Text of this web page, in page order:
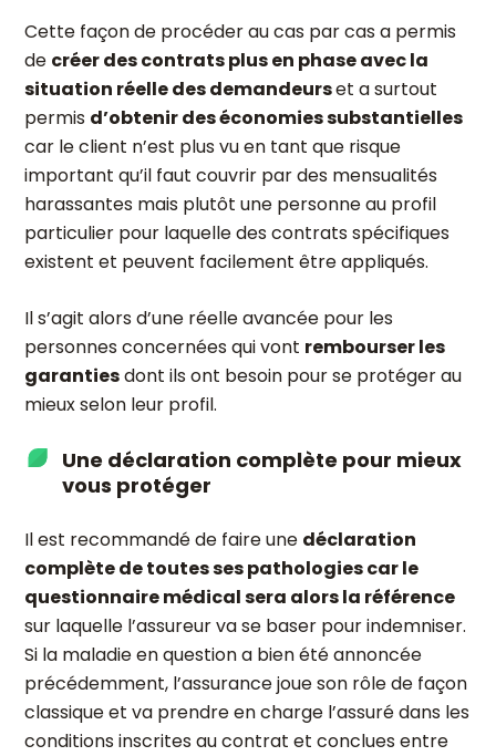
Cette façon de procéder au cas par cas a permis
de créer des contrats plus en phase avec la
situation réelle des demandeurset a surtout
permis d’obtenir des économies substantielles
car le client n’est plus vu en tant que risque
important qu’il faut couvrir par des mensualités
harassantes mais plutôt une personne au profil
particulier pour laquelle des contrats spécifiques
existent et peuvent facilement être appliqués.
Il s’agit alors d’une réelle avancée pour les
personnes concernées qui vont rembourser les
garantiesdont ils ont besoin pour se protéger au
mieux selon leur profil.
Une déclaration complète pour mieux
vous protéger
Il est recommandé de faire une déclaration
complète de toutes ses pathologies car le
questionnaire médical sera alors la référence
sur laquelle l’assureur va se baser pour indemniser.
Si la maladie en question a bien été annoncée
précédemment, l’assurance joue son rôle de façon
classique et va prendre en charge l’assuré dans les
conditions inscrites au contrat et conclues entre